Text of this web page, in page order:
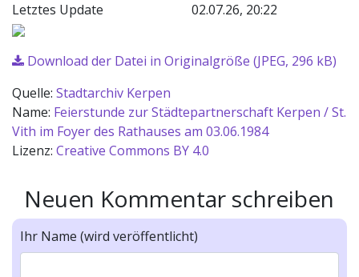
Letztes Update
02.07.26, 20:22
Download der Datei in Originalgröße (JPEG, 296 kB)
Quelle: Stadtarchiv Kerpen
Name: Feierstunde zur Städtepartnerschaft Kerpen / St.
Vith im Foyer des Rathauses am 03.06.1984
Lizenz: Creative Commons BY 4.0
Neuen Kommentar schreiben
Ihr Name (wird veröffentlicht)